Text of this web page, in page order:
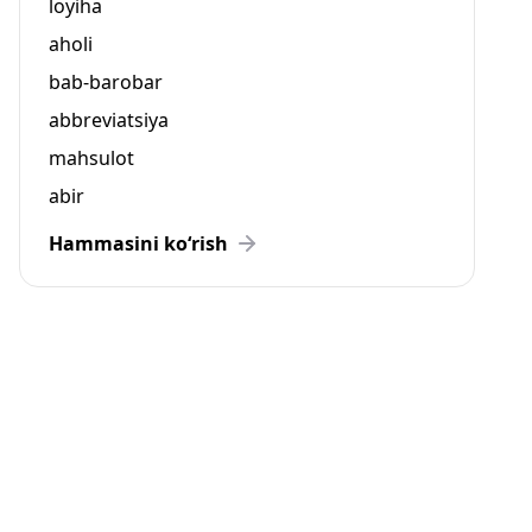
loyiha
aholi
bab-barobar
abbreviatsiya
mahsulot
abir
Hammasini ko‘rish